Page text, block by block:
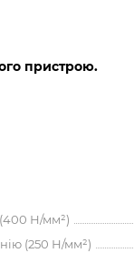
пристрою.
(400 Н/мм²)
(250 Н/мм²)